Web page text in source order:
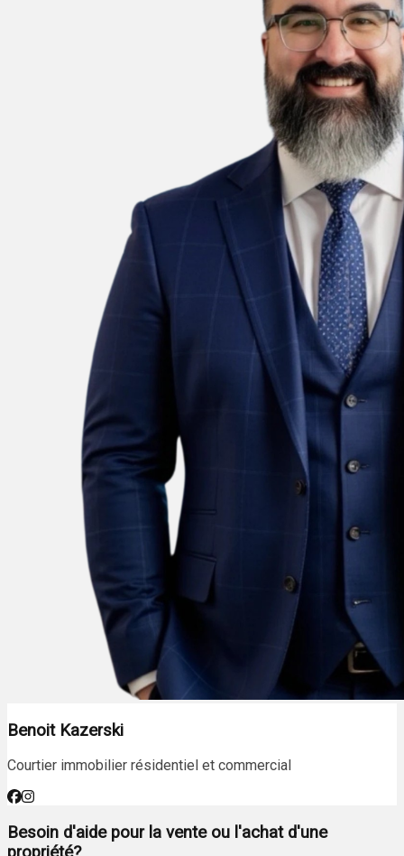
Benoit Kazerski
Courtier immobilier résidentiel et commercial
Besoin d'aide pour la vente ou l'achat d'une